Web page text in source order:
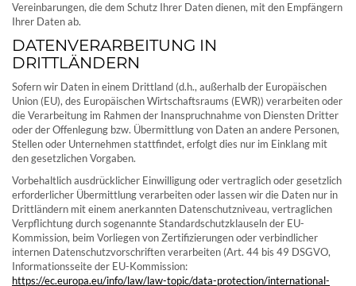
Vereinbarungen, die dem Schutz Ihrer Daten dienen, mit den Empfängern
Ihrer Daten ab.
DATENVERARBEITUNG IN
DRITTLÄNDERN
Sofern wir Daten in einem Drittland (d.h., außerhalb der Europäischen
Union (EU), des Europäischen Wirtschaftsraums (EWR)) verarbeiten oder
die Verarbeitung im Rahmen der Inanspruchnahme von Diensten Dritter
oder der Offenlegung bzw. Übermittlung von Daten an andere Personen,
Stellen oder Unternehmen stattfindet, erfolgt dies nur im Einklang mit
den gesetzlichen Vorgaben.
Vorbehaltlich ausdrücklicher Einwilligung oder vertraglich oder gesetzlich
erforderlicher Übermittlung verarbeiten oder lassen wir die Daten nur in
Drittländern mit einem anerkannten Datenschutzniveau, vertraglichen
Verpflichtung durch sogenannte Standardschutzklauseln der EU-
Kommission, beim Vorliegen von Zertifizierungen oder verbindlicher
internen Datenschutzvorschriften verarbeiten (Art. 44 bis 49 DSGVO,
Informationsseite der EU-Kommission:
https://ec.europa.eu/info/law/law-topic/data-protection/international-